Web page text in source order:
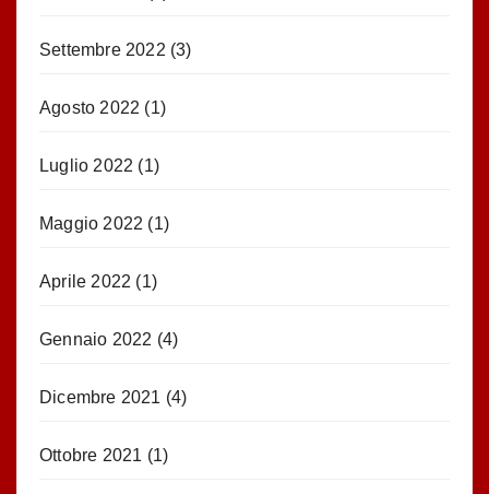
Settembre 2022 (3)
Agosto 2022 (1)
Luglio 2022 (1)
Maggio 2022 (1)
Aprile 2022 (1)
Gennaio 2022 (4)
Dicembre 2021 (4)
Ottobre 2021 (1)